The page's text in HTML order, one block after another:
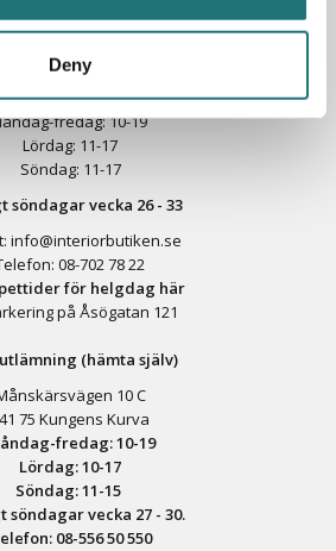
Deny
Butik
Götgatan 59
116 41 Stockholm
fredag: 10-19
Lördag: 11-17
Söndag: 11-17
söndagar vecka 26 - 33
info@interiorbutiken.se
08-702 78 22
för helgdag här
på Åsögatan 121
(hämta själv)
10 C
75 Kungens Kurva
fredag: 10-19
Lördag: 10-17
Söndag: 11-15
söndagar vecka 27 - 30.
08-556 50 550